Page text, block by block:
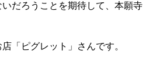
だろうことを期待して、本願寺
「ピグレット」さんです。